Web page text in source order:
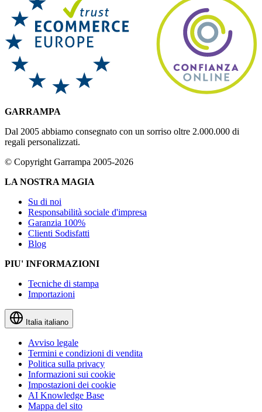
GARRAMPA
Dal 2005 abbiamo consegnato con un sorriso oltre 2.000.000 di
regali personalizzati.
© Copyright Garrampa 2005-2026
LA NOSTRA MAGIA
Su di noi
Responsabilità sociale d'impresa
Garanzia 100%
Clienti Sodisfatti
Blog
PIU' INFORMAZIONI
Tecniche di stampa
Importazioni
Italia italiano
Avviso legale
Termini e condizioni di vendita
Politica sulla privacy
Informazioni sui cookie
Impostazioni dei cookie
AI Knowledge Base
Mappa del sito